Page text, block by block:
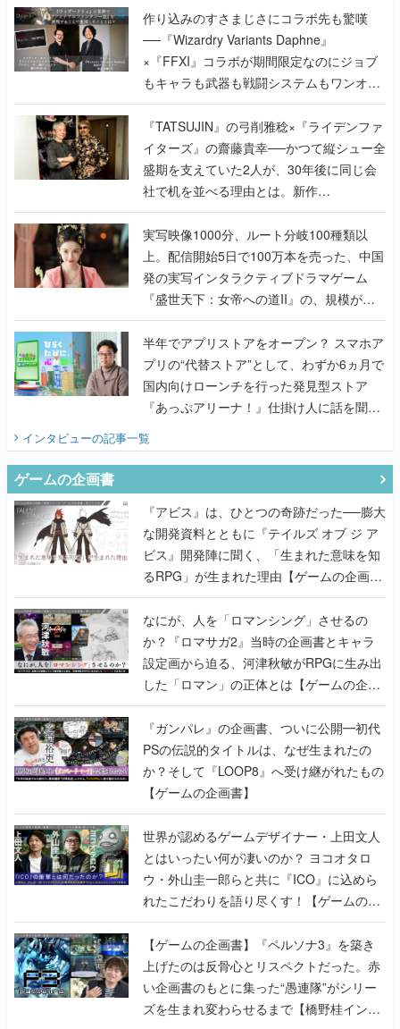
作り込みのすさまじさにコラボ先も驚嘆
──『Wizardry Variants Daphne』
×『FFXI』コラボが期間限定なのにジョブ
もキャラも武器も戦闘システムもワンオフ
で作り込まれた理由を両ディレクターに聞
く
『TATSUJIN』の弓削雅稔×『ライデンファ
イターズ』の齋藤貴幸──かつて縦シュー全
盛期を支えていた2人が、30年後に同じ会
社で机を並べる理由とは。新作
『TATSUJIN EXTREME』で初タッグを組
んだレジェンド2人に訊く開発秘話
実写映像1000分、ルート分岐100種類以
上。配信開始5日で100万本を売った、中国
発の実写インタラクティブドラマゲーム
『盛世天下：女帝への道II』の、規模が違
うこだわりをプロデューサーに聞いた
半年でアプリストアをオープン？ スマホア
プリの“代替ストア”として、わずか6ヵ月で
国内向けローンチを行った発見型ストア
『あっぷアリーナ！』仕掛け人に話を聞い
インタビューの記事一覧
ゲームの企画書
『アビス』は、ひとつの奇跡だった──膨大
な開発資料とともに『テイルズ オブ ジ ア
ビス』開発陣に聞く、「生まれた意味を知
るRPG」が生まれた理由【ゲームの企画
書】
なにが、人を「ロマンシング」させるの
か？『ロマサガ2』当時の企画書とキャラ
設定画から迫る、河津秋敏がRPGに生み出
した「ロマン」の正体とは【ゲームの企画
書】
『ガンパレ』の企画書、ついに公開━初代
PSの伝説的タイトルは、なぜ生まれたの
か？そして『LOOP8』へ受け継がれたもの
【ゲームの企画書】
世界が認めるゲームデザイナー・上田文人
とはいったい何が凄いのか？ ヨコオタロ
ウ・外山圭一郎らと共に『ICO』に込めら
れたこだわりを語り尽くす！【ゲームの企
画書】
【ゲームの企画書】『ペルソナ3』を築き
上げたのは反骨心とリスペクトだった。赤
い企画書のもとに集った“愚連隊”がシリー
ズを生まれ変わらせるまで【橋野桂インタ